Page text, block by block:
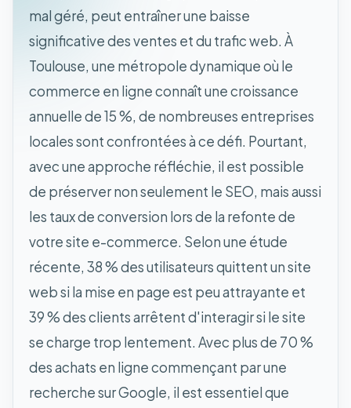
mal géré, peut entraîner une baisse
significative des ventes et du trafic web. À
Toulouse, une métropole dynamique où le
commerce en ligne connaît une croissance
annuelle de 15 %, de nombreuses entreprises
locales sont confrontées à ce défi. Pourtant,
avec une approche réfléchie, il est possible
de préserver non seulement le SEO, mais aussi
les taux de conversion lors de la refonte de
votre site e-commerce. Selon une étude
récente, 38 % des utilisateurs quittent un site
web si la mise en page est peu attrayante et
39 % des clients arrêtent d'interagir si le site
se charge trop lentement. Avec plus de 70 %
des achats en ligne commençant par une
recherche sur Google, il est essentiel que